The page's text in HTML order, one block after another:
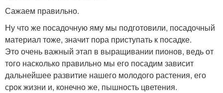
Сажаем правильно.
Ну что же посадочную яму мы подготовили, посадочный
материал тоже, значит пора приступать к посадке.
Это очень важный этап в выращивании пионов, ведь от
того насколько правильно мы его посадим зависит
дальнейшее развитие нашего молодого растения, его
срок жизни и, конечно же, пышность цветения.